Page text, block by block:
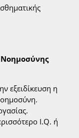
Νοημοσύνης
εξειδίκευση η
I.Q. ή